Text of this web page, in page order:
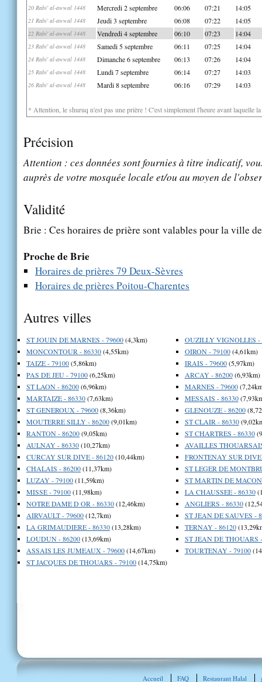
20 Rabi' al-awwal 1448 Mercredi 2 septembre 06:06 07:21 14:05
21 Rabi' al-awwal 1448 Jeudi 3 septembre 06:08 07:22 14:05
22 Rabi' al-awwal 1448 Vendredi 4 septembre 06:10 07:23 14:04
23 Rabi' al-awwal 1448 Samedi 5 septembre 06:11 07:25 14:04
24 Rabi' al-awwal 1448 Dimanche 6 septembre 06:13 07:26 14:04
25 Rabi' al-awwal 1448 Lundi 7 septembre 06:14 07:27 14:03
26 Rabi' al-awwal 1448 Mardi 8 septembre 06:16 07:29 14:03
* Attention, le shuruq n'est pas une prière ! C'est simplement l'heure avant laquelle
Précision
Attention : ces données sont fournies à titre indicatif,
auprès de votre mosquée locale et/ou au moyen de
Validité
Brie : Ces horaires de prière sont valables pour la ville
Proche de Brie
Horaires de prières 79 Deux-Sèvres
Horaires de prières Poitou-Charentes
Autres villes
ST JOUIN DE MARNES - 79600(4,3km)
MONCONTOUR - 86330(4,55km)
TAIZE - 79100(5,86km)
PAS DE JEU - 79100(6,25km)
ST LAON - 86200(6,96km)
MARTAIZE - 86330(7,63km)
ST GENEROUX - 79600(8,36km)
MOUTERRE SILLY - 86200(9,01km)
RANTON - 86200(9,05km)
AULNAY - 86330(10,27km)
CURCAY SUR DIVE - 86120(10,44km)
CHALAIS - 86200(11,37km)
LUZAY - 79100(11,59km)
MISSE - 79100(11,98km)
NOTRE DAME D OR - 86330(12,46km)
AIRVAULT - 79600(12,7km)
LA GRIMAUDIERE - 86330(13,28km)
LOUDUN - 86200(13,69km)
ASSAIS LES JUMEAUX - 79600(14,67km)
ST JACQUES DE THOUARS - 79100(14,75km)
OUZILLY VIGNOLLES -
OIRON - 79100(4,61km)
IRAIS - 79600(5,97km)
ARCAY - 86200(6,93km)
MARNES - 79600
MESSAIS - 86330
GLENOUZE - 86200
ST CLAIR - 86330
ST CHARTRES - 86330
AVAILLES
FRONTENAY SUR DIVE
ST LEGER DE
ST MARTIN DE
LA CHAUSSEE - 86330
ANGLIERS - 86330
ST JEAN DE SAUVES -
TERNAY - 86120
ST JEAN DE THOUARS
TOURTENAY - 79100
Accueil FAQ Restaurant Halal